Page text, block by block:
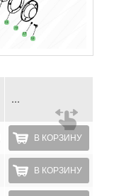
...
В КОРЗИНУ
В КОРЗИНУ